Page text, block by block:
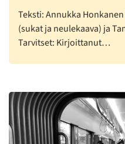
Teksti: Annukka
(sukat ja neulekaava) ja
Tarvitset: Kirjoittanut…